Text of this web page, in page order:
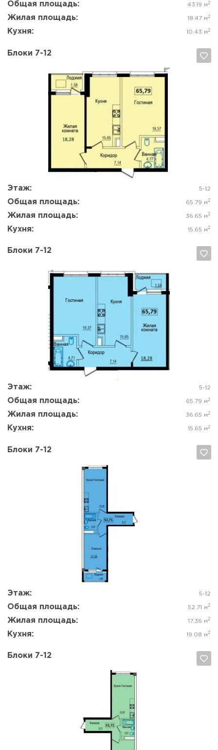
Общая площадь: 43.19 м 2
Жилая площадь: 18.47 м 2
Кухня: 10.43 м 2
Блоки 7-12
Этаж: 5-12
Общая площадь: 65.79 м 2
Жилая площадь: 36.65 м 2
Кухня: 15.65 м 2
Да, удалить Отмена
Блоки 7-12
Этаж: 5-12
Общая площадь: 65.79 м 2
Жилая площадь: 36.65 м 2
Кухня: 15.65 м 2
Да, удалить Отмена
Блоки 7-12
Этаж: 5-12
Общая площадь: 52.71 м 2
Жилая площадь: 17.36 м 2
Кухня: 19.08 м 2
Да, удалить
Блоки 7-12